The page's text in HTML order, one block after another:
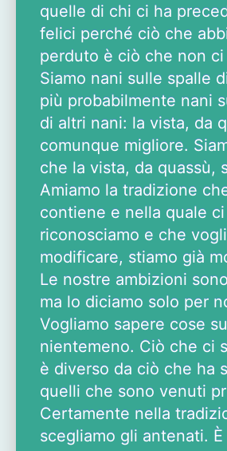
quelle di chi ci ha
felici perché ciò che
perduto è ciò che non
Siamo nani sulle spalle
più probabilmente nani
di altri nani: la vista, da
comunque migliore.
che la vista, da quassù,
Amiamo la tradizione
contiene e nella quale ci
riconosciamo e che
modificare, stiamo già
Le nostre ambizioni
ma lo diciamo solo per
Vogliamo sapere cose
nientemeno. Ciò che ci
è diverso da ciò che ha
quelli che sono venuti
Certamente nella
scegliamo gli antenati. È